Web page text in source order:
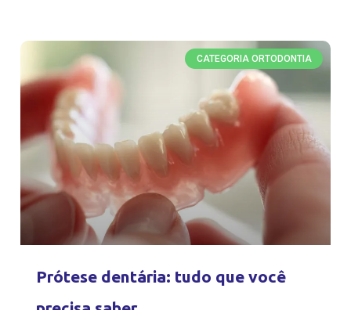
CATEGORIA ORTODONTIA
Prótese dentária: tudo que você